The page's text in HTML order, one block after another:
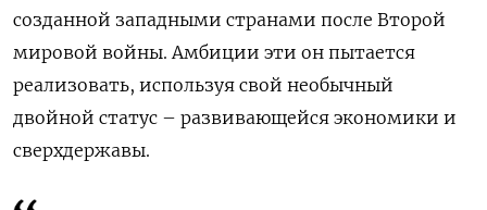
созданной западными странами после Второй
мировой войны. Амбиции эти он пытается
реализовать, используя свой необычный
двойной статус – развивающейся экономики и
сверхдержавы.